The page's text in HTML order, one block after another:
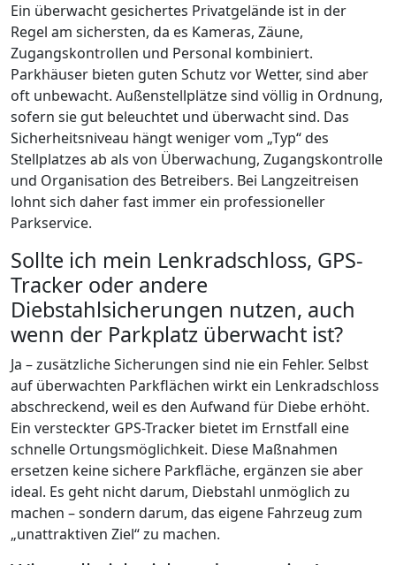
Ein überwacht gesichertes Privatgelände ist in der
Regel am sichersten, da es Kameras, Zäune,
Zugangskontrollen und Personal kombiniert.
Parkhäuser bieten guten Schutz vor Wetter, sind aber
oft unbewacht. Außenstellplätze sind völlig in Ordnung,
sofern sie gut beleuchtet und überwacht sind. Das
Sicherheitsniveau hängt weniger vom „Typ“ des
Stellplatzes ab als von Überwachung, Zugangskontrolle
und Organisation des Betreibers. Bei Langzeitreisen
lohnt sich daher fast immer ein professioneller
Parkservice.
Sollte ich mein Lenkradschloss, GPS-
Tracker oder andere
Diebstahlsicherungen nutzen, auch
wenn der Parkplatz überwacht ist?
Ja – zusätzliche Sicherungen sind nie ein Fehler. Selbst
auf überwachten Parkflächen wirkt ein Lenkradschloss
abschreckend, weil es den Aufwand für Diebe erhöht.
Ein versteckter GPS-Tracker bietet im Ernstfall eine
schnelle Ortungsmöglichkeit. Diese Maßnahmen
ersetzen keine sichere Parkfläche, ergänzen sie aber
ideal. Es geht nicht darum, Diebstahl unmöglich zu
machen – sondern darum, das eigene Fahrzeug zum
„unattraktiven Ziel“ zu machen.